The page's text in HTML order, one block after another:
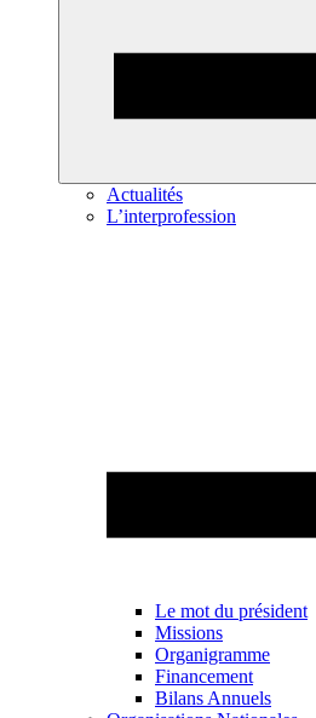
Actualités
L’interprofession
Le mot du président
Missions
Organigramme
Financement
Bilans Annuels